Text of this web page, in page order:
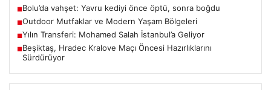
■Bolu’da vahşet: Yavru kediyi önce öptü, sonra boğdu
■Outdoor Mutfaklar ve Modern Yaşam Bölgeleri
■Yılın Transferi: Mohamed Salah İstanbul’a Geliyor
■Beşiktaş, Hradec Kralove Maçı Öncesi Hazırlıklarını
Sürdürüyor